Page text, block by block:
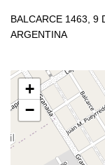
BALCARCE 1463, 9
ARGENTINA
+
−